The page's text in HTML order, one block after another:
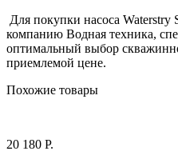
Для покупки насоса Waterstry
компанию Водная техника,
оптимальный выбор
приемлемой цене.
Похожие товары
20 180 Р.